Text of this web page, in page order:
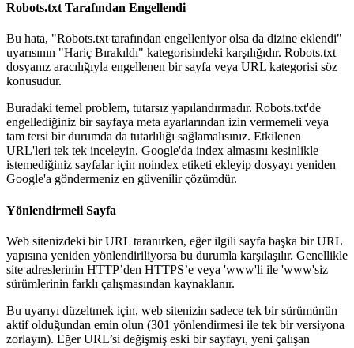
Robots.txt Tarafından Engellendi
Bu hata, "Robots.txt tarafından engelleniyor olsa da dizine eklendi"
uyarısının "Hariç Bırakıldı" kategorisindeki karşılığıdır. Robots.txt
dosyanız aracılığıyla engellenen bir sayfa veya URL kategorisi söz
konusudur.
Buradaki temel problem, tutarsız yapılandırmadır. Robots.txt'de
engellediğiniz bir sayfaya meta ayarlarından izin vermemeli veya
tam tersi bir durumda da tutarlılığı sağlamalısınız. Etkilenen
URL'leri tek tek inceleyin. Google'da index almasını kesinlikle
istemediğiniz sayfalar için noindex etiketi ekleyip dosyayı yeniden
Google'a göndermeniz en güvenilir çözümdür.
Yönlendirmeli Sayfa
Web sitenizdeki bir URL taranırken, eğer ilgili sayfa başka bir URL
yapısına yeniden yönlendiriliyorsa bu durumla karşılaşılır. Genellikle
site adreslerinin HTTP’den HTTPS’e veya 'www'li ile 'www'siz
sürümlerinin farklı çalışmasından kaynaklanır.
Bu uyarıyı düzeltmek için, web sitenizin sadece tek bir sürümünün
aktif olduğundan emin olun (301 yönlendirmesi ile tek bir versiyona
zorlayın). Eğer URL’si değişmiş eski bir sayfayı, yeni çalışan